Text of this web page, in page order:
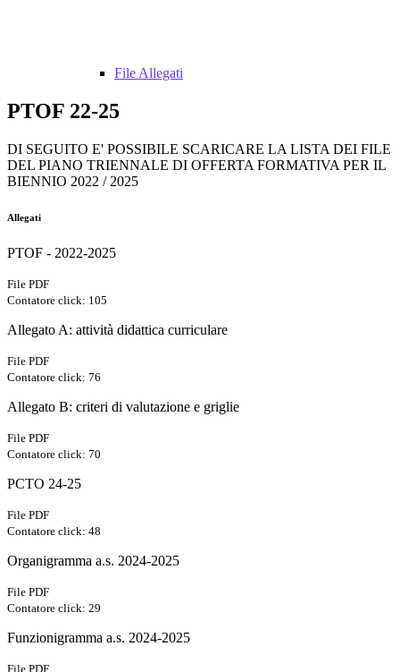
File Allegati
PTOF 22-25
DI SEGUITO E' POSSIBILE SCARICARE LA LISTA DEI FILE
DEL PIANO TRIENNALE DI OFFERTA FORMATIVA PER IL
BIENNIO 2022 / 2025
Allegati
PTOF - 2022-2025
File PDF
Contatore click: 105
Allegato A: attività didattica curriculare
File PDF
Contatore click: 76
Allegato B: criteri di valutazione e griglie
File PDF
Contatore click: 70
PCTO 24-25
File PDF
Contatore click: 48
Organigramma a.s. 2024-2025
File PDF
Contatore click: 29
Funzionigramma a.s. 2024-2025
File PDF